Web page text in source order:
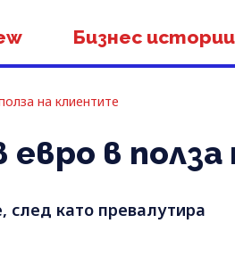
Бизнес истории
на клиентите
евро в
след като превалутира